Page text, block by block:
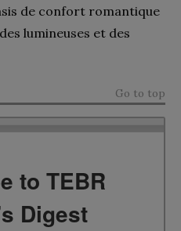
de confort romantique
lumineuses et des
Go to top
to TEBR
Digest